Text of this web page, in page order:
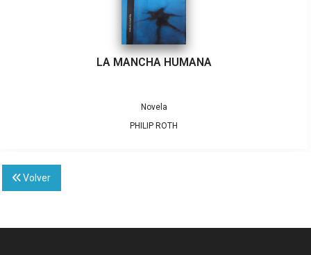
LA MANCHA HUMANA
Novela
PHILIP ROTH
Volver